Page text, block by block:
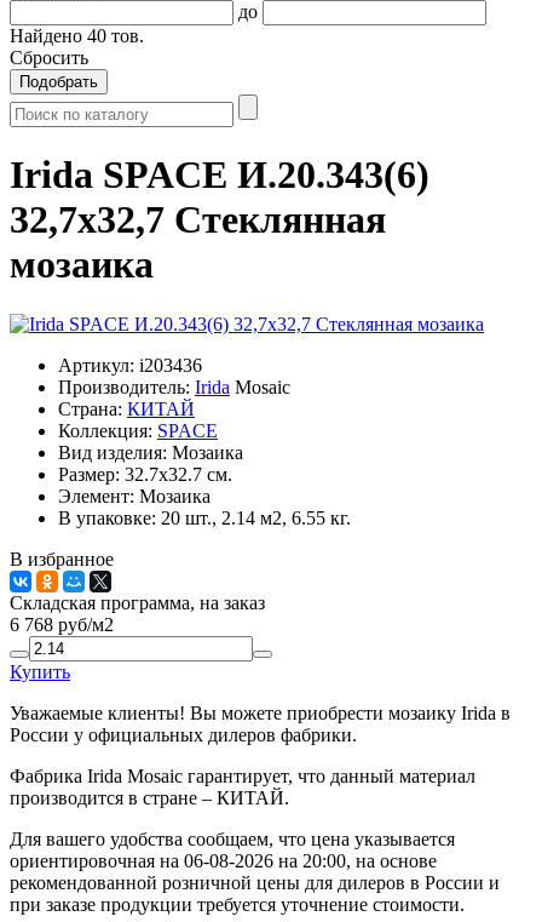
до
Найдено 40 тов.
Сбросить
Подобрать
Irida SPACE И.20.343(6)
32,7x32,7 Стеклянная
мозаика
Артикул: i203436
Производитель: Irida Mosaic
Страна: КИТАЙ
Коллекция: SPACE
Вид изделия: Мозаика
Размер: 32.7x32.7 см.
Элемент: Мозаика
В упаковке: 20 шт., 2.14 м2, 6.55 кг.
В избранное
Складская программа, на заказ
6 768 руб/м2
Купить
Уважаемые клиенты! Вы можете приобрести мозаику Irida в
России у официальных дилеров фабрики.
Фабрика Irida Mosaic гарантирует, что данный материал
производится в стране – КИТАЙ.
Для вашего удобства сообщаем, что цена указывается
ориентировочная на 06-08-2026 на 20:00, на основе
рекомендованной розничной цены для дилеров в России и
при заказе продукции требуется уточнение стоимости.